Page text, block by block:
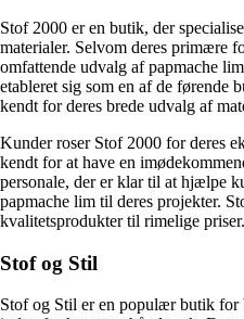
Stof 2000 er en butik, der
materialer. Selvom deres primære
omfattende udvalg af papmache
etableret sig som en af de førende
kendt for deres brede udvalg af
Kunder roser Stof 2000 for deres
kendt for at have en
personale, der er klar til at hjælpe
papmache lim til deres projekter.
kvalitetsprodukter til rimelige priser.
Stof og Stil
Stof og Stil er en populær butik for